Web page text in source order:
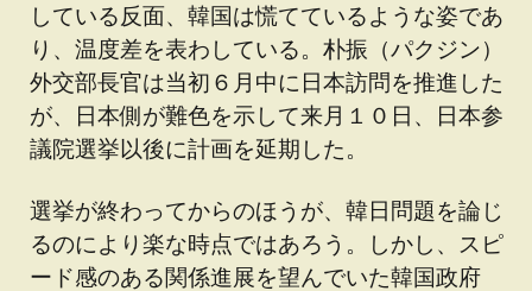
している反面、韓国は慌てているような姿であ
り、温度差を表わしている。朴振（パクジン）
外交部長官は当初６月中に日本訪問を推進した
が、日本側が難色を示して来月１０日、日本参
議院選挙以後に計画を延期した。
選挙が終わってからのほうが、韓日問題を論じ
るのにより楽な時点ではあろう。しかし、スピ
ード感のある関係進展を望んでいた韓国政府